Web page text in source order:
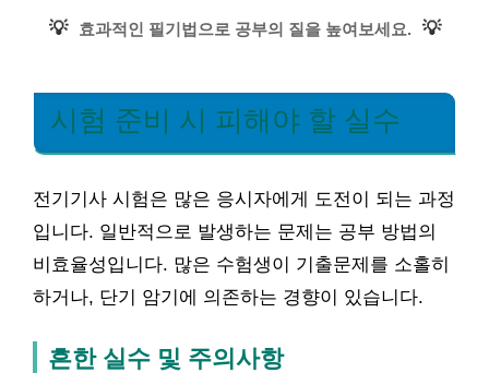
💡 효과적인 필기법으로 공부의 질을 높여보세요. 💡
시험 준비 시 피해야 할 실수
전기기사 시험은 많은 응시자에게 도전이 되는 과정
입니다. 일반적으로 발생하는 문제는 공부 방법의
비효율성입니다. 많은 수험생이 기출문제를 소홀히
하거나, 단기 암기에 의존하는 경향이 있습니다.
흔한 실수 및 주의사항